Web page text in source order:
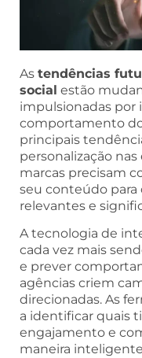
As tendências
social estão
impulsionadas por
comportamento
principais
personalização
marcas precisam
seu conteúdo para
relevantes e
A tecnologia de
cada vez mais
e prever
agências criem
direcionadas. As
a identificar quais
engajamento e
maneira